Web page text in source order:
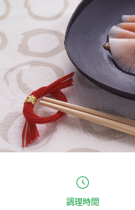
お酢ドリンク
みりん風・料理酒
キャンペーン情報
ブランド・スペシャルサイ
ブランド・スペシャルサ
商品ブランドサイト
Fibee（ファイビー）
くらしプラ酢
お酢ドリンク
企業情報
国内事業概要
ミツカングループについて
調理時間